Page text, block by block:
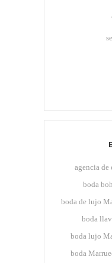
agencia de
boda
boda de lujo
boda
boda lujo
boda